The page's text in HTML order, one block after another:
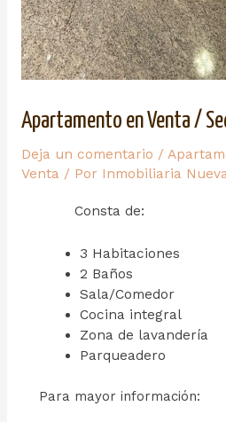
Apartamento en Venta /
Deja un comentario /
Venta / Por Inmobiliaria
Consta de:
3 Habitaciones
2 Baños
Sala/Comedor
Cocina integral
Zona de lavandería
Parqueadero
Para mayor información: